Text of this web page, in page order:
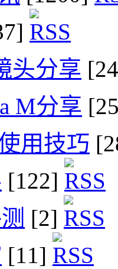
头分享
M分享
用技巧
[122]
[2]
[11]